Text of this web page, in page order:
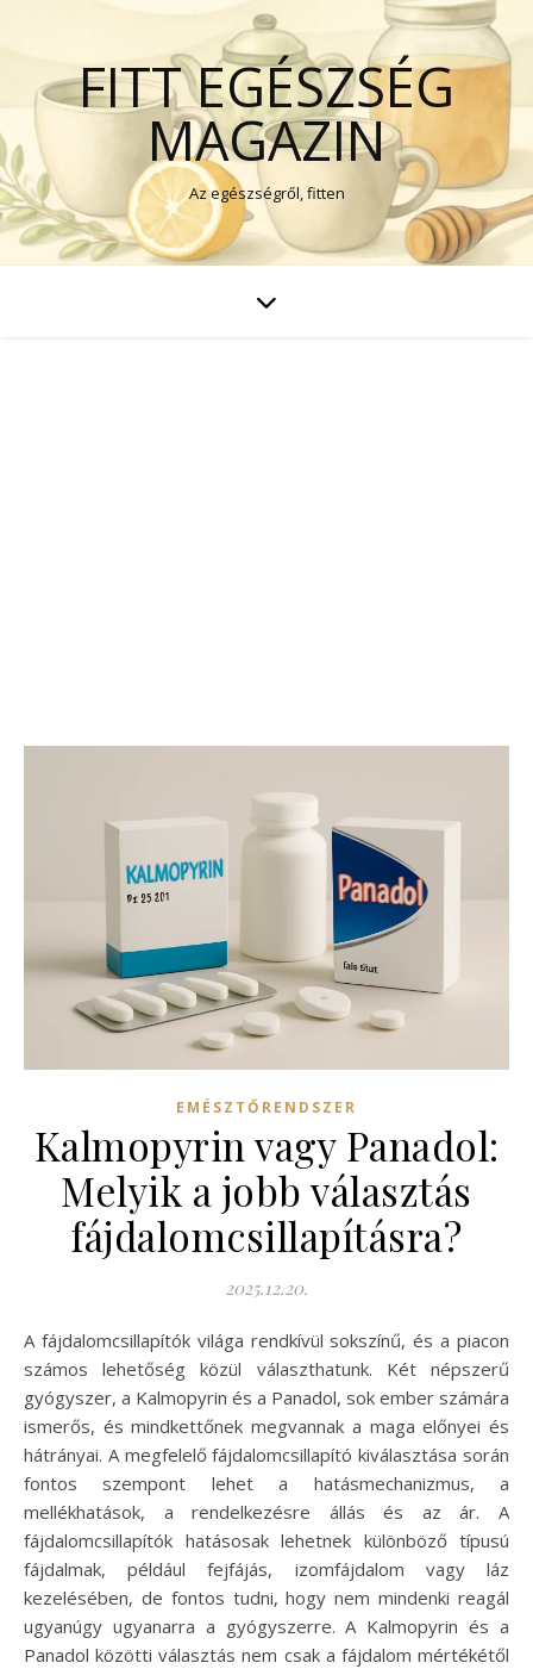
FITT EGÉSZSÉG
MAGAZIN
Az egészségről, fitten
EMÉSZTŐRENDSZER
Kalmopyrin vagy Panadol:
Melyik a jobb választás
fájdalomcsillapításra?
2025.12.20.
A fájdalomcsillapítók világa rendkívül sokszínű, és a piacon
számos lehetőség közül választhatunk. Két népszerű
gyógyszer, a Kalmopyrin és a Panadol, sok ember számára
ismerős, és mindkettőnek megvannak a maga előnyei és
hátrányai. A megfelelő fájdalomcsillapító kiválasztása során
fontos szempont lehet a hatásmechanizmus, a
mellékhatások, a rendelkezésre állás és az ár. A
fájdalomcsillapítók hatásosak lehetnek különböző típusú
fájdalmak, például fejfájás, izomfájdalom vagy láz
kezelésében, de fontos tudni, hogy nem mindenki reagál
ugyanúgy ugyanarra a gyógyszerre. A Kalmopyrin és a
Panadol közötti választás nem csak a fájdalom mértékétől